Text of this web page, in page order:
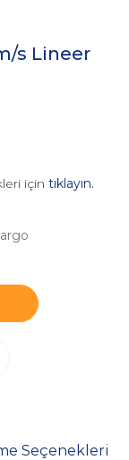
s Lineer
için tıklayın.
Seçenekleri